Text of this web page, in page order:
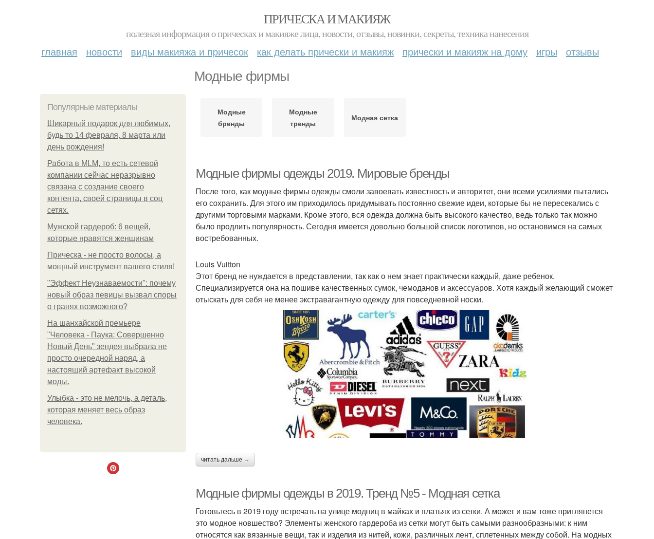
ПРИЧЕСКА И МАКИЯЖ
полезная информация о прическах и макияже лица, новости, отзывы, новинки, секреты, техника нанесения
главная новости виды макияжа и причесок как делать прически и макияж прически и макияж на дому игры отзывы
Модные фирмы
Популярные материалы
Шикарный подарок для любимых,
будь то 14 февраля, 8 марта или
день рождения!
Работа в MLM, то есть сетевой
компании сейчас неразрывно
связана с создание своего
контента, своей страницы в соц
сетях.
Мужской гардероб: 6 вещей,
которые нравятся женщинам
Прическа - не просто волосы, а
мощный инструмент вашего стиля!
"Эффект Неузнаваемости": почему
новый образ певицы вызвал споры
о гранях возможного?
На шанхайской премьере
"Человека - Паука: Совершенно
Новый День" зендея выбрала не
просто очередной наряд, а
настоящий артефакт высокой
моды.
Улыбка - это не мелочь, а деталь,
которая меняет весь образ
человека.
Модные
бренды
Модные
тренды
Модная сетка
Модные фирмы одежды 2019. Мировые бренды
После того, как модные фирмы одежды смоли завоевать известность и авторитет, они всеми усилиями пытались
его сохранить. Для этого им приходилось придумывать постоянно свежие идеи, которые бы не пересекались с
другими торговыми марками. Кроме этого, вся одежда должна быть высокого качество, ведь только так можно
было продлить популярность. Сегодня имеется довольно большой список логотипов, но остановимся на самых
востребованных.
Louis Vuitton
Этот бренд не нуждается в представлении, так как о нем знает практически каждый, даже ребенок.
Специализируется она на пошиве качественных сумок, чемоданов и аксессуаров. Хотя каждый желающий сможет
отыскать для себя не менее экстравагантную одежду для повседневной носки.
читать дальше →
Модные фирмы одежды в 2019. Тренд №5 - Модная сетка
Готовьтесь в 2019 году встречать на улице модниц в майках и платьях из сетки. А может и вам тоже приглянется
это модное новшество? Элементы женского гардероба из сетки могут быть самыми разнообразными: к ним
относятся как вязанные вещи, так и изделия из нитей, кожи, различных лент, сплетенных между собой. На модных